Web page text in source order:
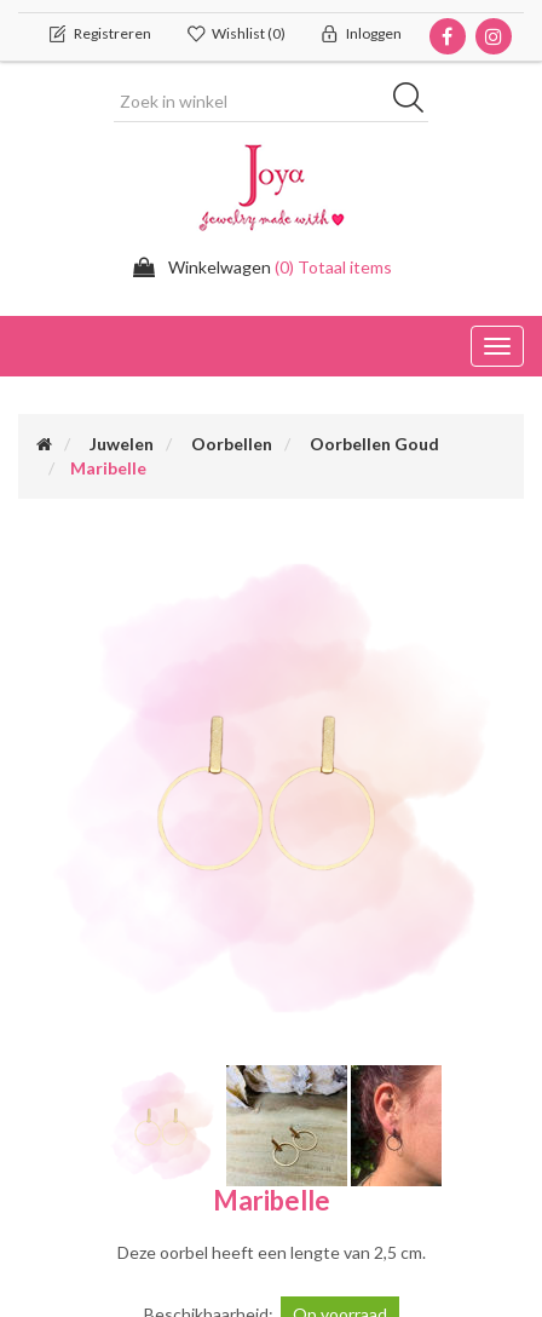
Registreren Wishlist(0) Inloggen
Winkelwagen (0) Totaal items
Juwelen Oorbellen
Oorbellen Goud
Maribelle
Maribelle
Deze oorbel heeft een lengte van 2,5 cm.